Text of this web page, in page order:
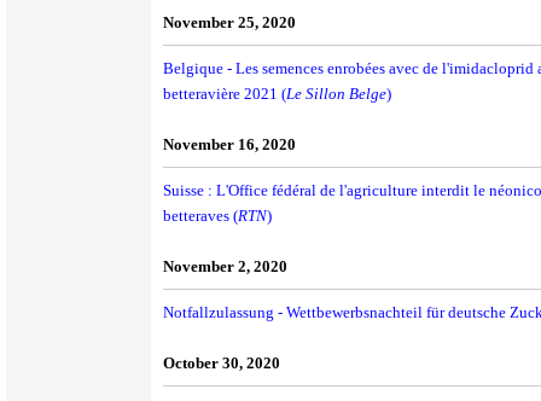
November 25, 2020
Belgique - Les semences enrobées avec de l'imidacloprid
betteravière 2021 (Le Sillon Belge)
November 16, 2020
Suisse : L'Office fédéral de l'agriculture interdit le
betteraves (RTN)
November 2, 2020
Notfallzulassung - Wettbewerbsnachteil für deutsche
October 30, 2020